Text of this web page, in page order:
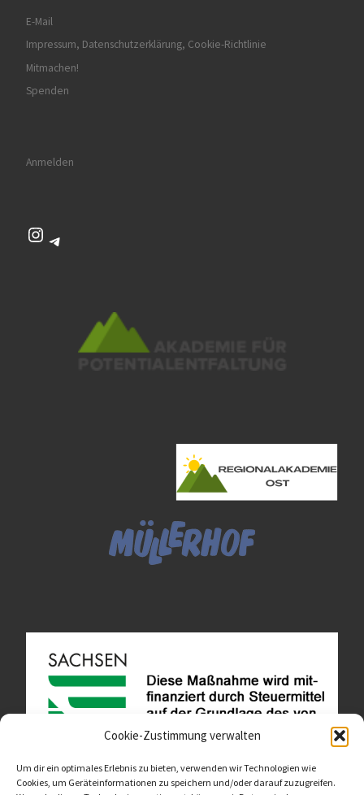
Cookie-Zustimmung verwalten
Um dir ein optimales Erlebnis zu bieten, verwenden wir Technologien wie
Cookies, um Geräteinformationen zu speichern und/oder darauf zuzugreifen.
E-Mail
Impressum, Datenschutzerklärung, Cookie-Richtlinie
Mitmachen!
Spenden
Anmelden
Instagram
Telegram